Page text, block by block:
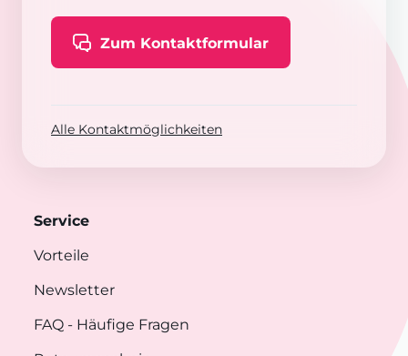
Zum Kontaktformular
Alle Kontaktmöglichkeiten
Service
Vorteile
Newsletter
FAQ - Häufige Fragen